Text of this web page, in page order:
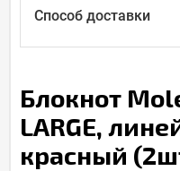
Способ доставки
Блокнот
LARGE,
красный